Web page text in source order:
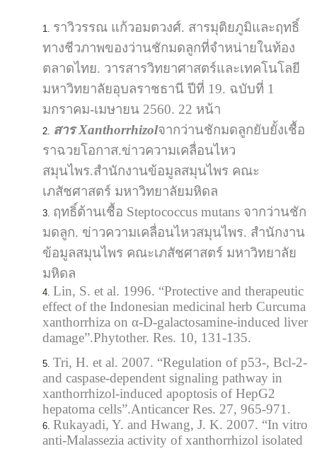
ราวิวรรณ แก้วอมตวงศ์. สารมุติยภูมิและฤทธิ์
ทางชีวภาพของว่านชักมดลูกที่จำหน่ายในท้อง
ตลาดไทย. วารสารวิทยาศาสตร์และเทคโนโลยี
มหาวิทยาลัยอุบลราชธานี ปีที่ 19. ฉบับที่ 1
มกราคม-เมษายน 2560. 22 หน้า
สาร Xanthorrhizolจากว่านชักมดลูกยับยั้งเชื้อ
ราฉวยโอกาส.ข่าวความเคลื่อนไหว
สมุนไพร.สำนักงานข้อมูลสมุนไพร คณะ
เภสัชศาสตร์ มหาวิทยาลัยมหิดล
ฤทธิ์ต้านเชื้อ Steptococcus mutans จากว่านชัก
มดลูก. ข่าวความเคลื่อนไหวสมุนไพร. สำนักงาน
ข้อมูลสมุนไพร คณะเภสัชศาสตร์ มหาวิทยาลัย
มหิดล
Lin, S. et al. 1996. “Protective and therapeutic
effect of the Indonesian medicinal herb Curcuma
xanthorrhiza on α-D-galactosamine-induced liver
damage”.Phytother. Res. 10, 131-135.
Tri, H. et al. 2007. “Regulation of p53-, Bcl-2-
and caspase-dependent signaling pathway in
xanthorrhizol-induced apoptosis of HepG2
hepatoma cells”.Anticancer Res. 27, 965-971.
Rukayadi, Y. and Hwang, J. K. 2007. “In vitro
anti-Malassezia activity of xanthorrhizol isolated